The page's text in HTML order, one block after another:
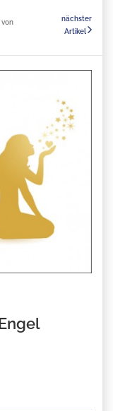
von
nächster
Artikel